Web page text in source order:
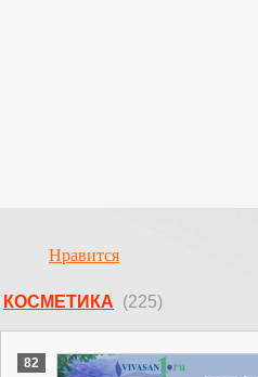
Нравится
КОСМЕТИКА (225)
82